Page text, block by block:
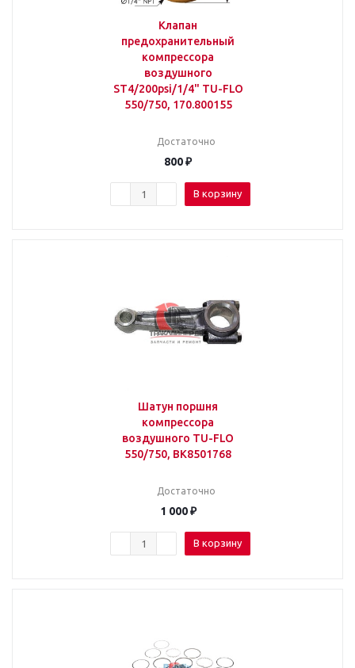
Клапан
предохранительный
компрессора
воздушного
ST4/200psi/1/4" TU-FLO
550/750, 170.800155
Достаточно
800₽
В корзину
Шатун поршня
компрессора
воздушного TU-FLO
550/750, BK8501768
Достаточно
1 000₽
В корзину